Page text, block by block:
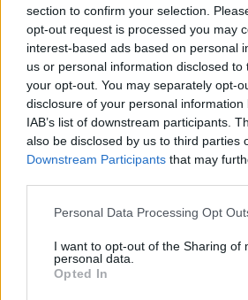
section to confirm your selection.
opt-out request is processed you may
interest-based ads based on personal
us or personal information disclosed
your opt-out. You may separately opt-
disclosure of your personal
IAB’s list of downstream participants.
also be disclosed by us to third parties
Downstream Participants that may
Personal Data Processing Opt
I want to opt-out of the Sharing of
personal data.
Opted In